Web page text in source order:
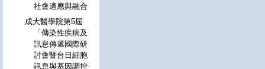
社會適應與融合
成大醫學院第5屆
「傳染性疾病及
訊息傳遞國際研
討會暨台日細胞
訊息與基因調控